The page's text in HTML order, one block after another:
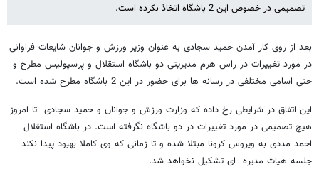
تصمیمی در خصوص این 2 باشگاه اتخاذ نکرده است.
بعد از روی کار آمدن حمید سجادی به عنوان وزیر ورزش و جوانان شایعات فراوانی
در مورد تغییرات در راس هرم مدیریتی دو باشگاه استقلال و پرسپولیس مطرح و
حتی اسامی مختلفی در رسانه ها برای حضور در این 2 باشگاه مطرح شده است.
این اتفاق در شرایطی رخ داده که وزارت ورزش و جوانان و حمید سجادی تا امروز
هیچ تصمیمی در مورد تغییرات در دو باشگاه نگرفته است. در باشگاه استقلال
احمد مددی به ویروس کرونا مبتلا شده و تا زمانی که وی کاملا بهبود پیدا نکند
جلسه هیات مدیره ای تشکیل نخواهد شد.